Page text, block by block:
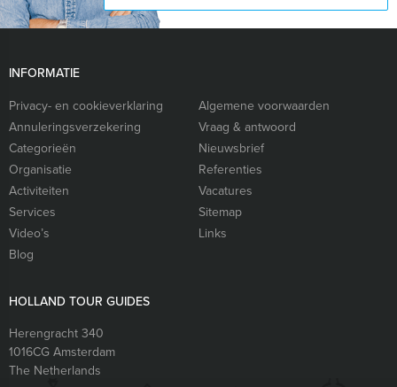
INFORMATIE
Privacy- en cookieverklaring
Algemene voorwaarden
Annuleringsverzekering
Vraag & antwoord
Categorieën
Nieuwsbrief
Organisatie
Referenties
Activiteiten
Vacatures
Services
Sitemap
Video’s
Links
Blog
HOLLAND TOUR GUIDES
Herengracht 340
1016CG Amsterdam
The Netherlands